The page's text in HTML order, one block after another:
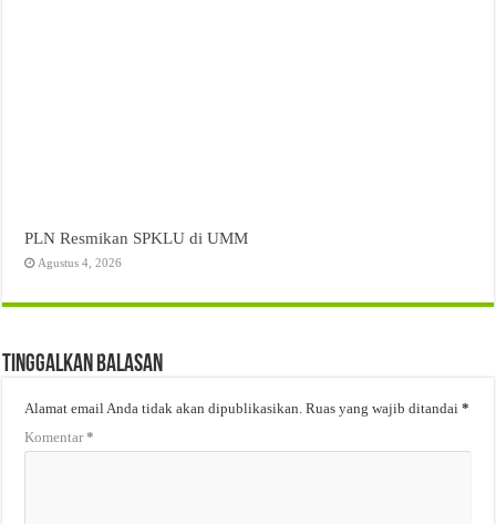
PLN Resmikan SPKLU di UMM
Agustus 4, 2026
Tinggalkan Balasan
Alamat email Anda tidak akan dipublikasikan. Ruas yang wajib ditandai*
Komentar*